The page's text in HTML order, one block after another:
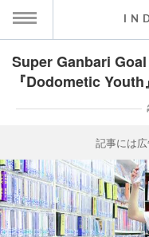
MENU
ト情報
アーティスト
Super Ganbari
『Dodometic Youth
記事には